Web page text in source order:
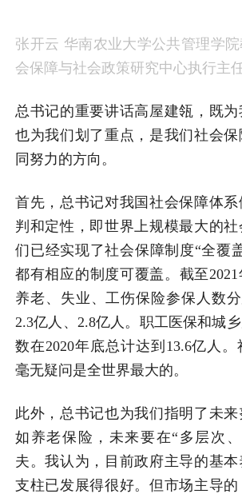
张开云 华南农业大学公共管理学
会保障与社会政策研究中心执行主
总书记的重要讲话高屋建瓴，既为
也为我们划了重点，是我们社会
同努力的方向。
首先，总书记对我国社会保障体
判和定性，即世界上规模最大的
们已经实现了社会保障制度“全覆
都有相应的制度可覆盖。截至
养老、失业、工伤保险参保人数分
2.3亿人、2.8亿人。职工医保和城
数在2020年底总计达到13.6亿人
毫无疑问是全世界最大的。
此外，总书记也为我们指明了未
如养老保险，未来要在“多层次
夫。我认为，目前政府主导的基
支柱已发展得很好。但市场主导